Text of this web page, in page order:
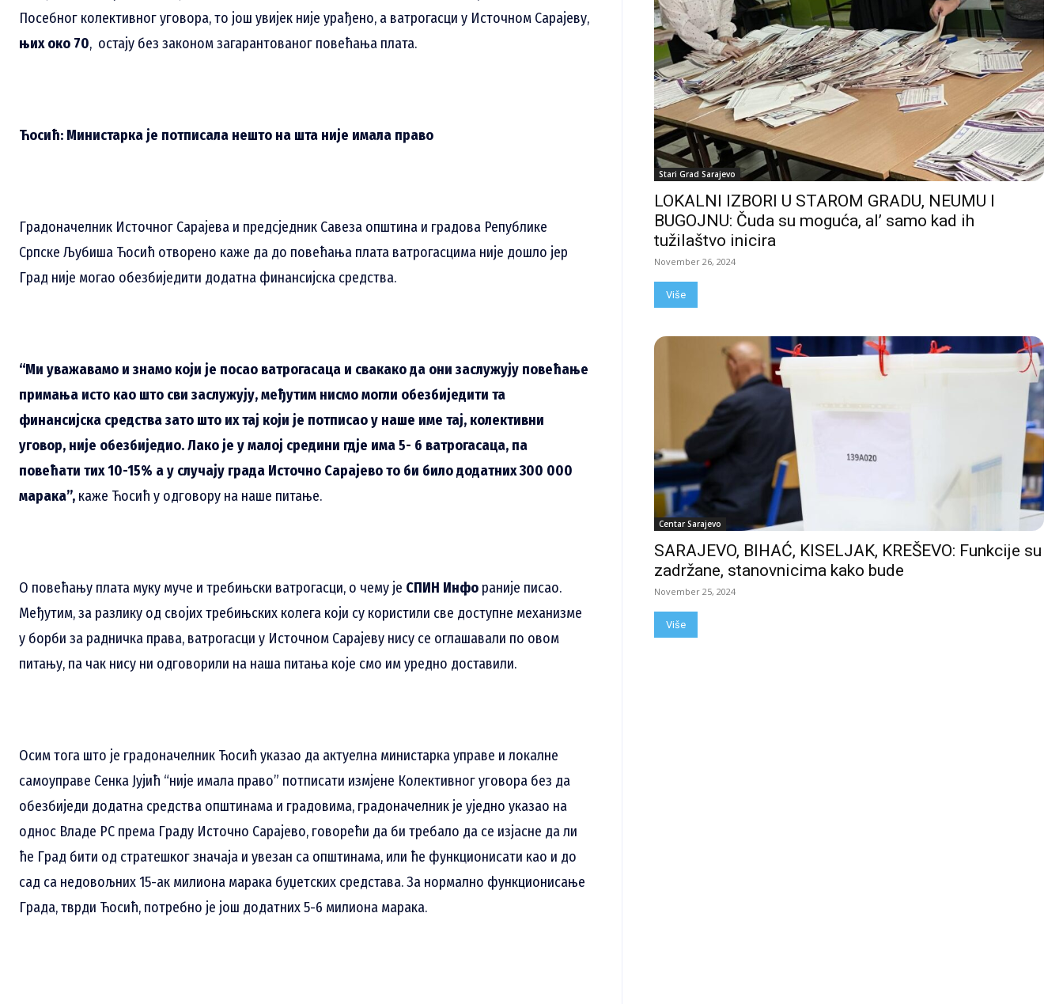
Посебног колективног уговора, то још увијек није урађено, а ватрогасци у Источном Сарајеву,
њих око 70, остају без законом загарантованог повећања плата.
Ћосић: Министарка је потписала нешто на шта није имала право
Градоначелник Источног Сарајева и предсједник Савеза општина и градова Републике
Српске Љубиша Ћосић отворено каже да до повећања плата ватрогасцима није дошло јер
Град није могао обезбиједити додатна финансијска средства.
“Ми уважавамо и знамо који је посао ватрогасаца и свакако да они заслужују повећање
примања исто као што сви заслужују, међутим нисмо могли обезбиједити та
финансијска средства зато што их тај који је потписао у наше име тај, колективни
уговор, није обезбиједио. Лако је у малој средини гдје има 5- 6 ватрогасаца, па
повећати тих 10-15% а у случају града Источно Сарајево то би било додатних 300 000
марака”, каже Ћосић у одговору на наше питање.
О повећању плата муку муче и требињски ватрогасци, о чему је СПИН Инфо раније писао.
Међутим, за разлику од својих требињских колега који су користили све доступне механизме
у борби за радничка права, ватрогасци у Источном Сарајеву нису се оглашавали по овом
питању, па чак нису ни одговорили на наша питања које смо им уредно доставили.
Осим тога што је градоначелник Ћосић указао да актуелна министарка управе и локалне
самоуправе Сенка Јујић “није имала право” потписати измјене Колективног уговора без да
обезбиједи додатна средства општинама и градовима, градоначелник је уједно указао на
однос Владе РС према Граду Источно Сарајево, говорећи да би требало да се изјасне да ли
ће Град бити од стратешког значаја и увезан са општинама, или ће функционисати као и до
сад са недовољних 15-ак милиона марака буџетских средстава. За нормално функционисање
Града, тврди Ћосић, потребно је још додатних 5-6 милиона марака.
Stari Grad Sarajevo
LOKALNI IZBORI U STAROM GRADU, NEUMU I
BUGOJNU: Čuda su moguća, al’ samo kad ih
tužilaštvo inicira
November 26, 2024
Više
Centar Sarajevo
SARAJEVO, BIHAĆ, KISELJAK, KREŠEVO: Funkcije su
zadržane, stanovnicima kako bude
November 25, 2024
Više